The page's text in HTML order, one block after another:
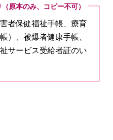
原本のみ、コピー不可）
者保健福祉手帳、療育
）、被爆者健康手帳、
サービス受給者証のい